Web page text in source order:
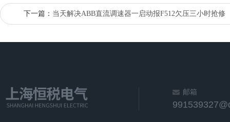
下一篇： 当天解决ABB直流调速器一启动报F512欠压三小时抢修
邮箱